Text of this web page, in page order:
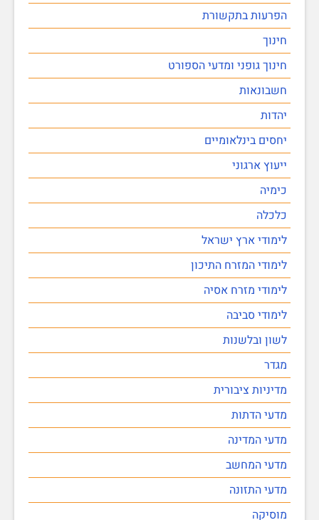
הפרעות בתקשורת
חינוך
חינוך גופני ומדעי הספורט
חשבונאות
יהדות
יחסים בינלאומיים
ייעוץ ארגוני
כימיה
כלכלה
לימודי ארץ ישראל
לימודי המזרח התיכון
לימודי מזרח אסיה
לימודי סביבה
לשון ובלשנות
מגדר
מדיניות ציבורית
מדעי הדתות
מדעי המדינה
מדעי המחשב
מדעי התזונה
מוסיקה